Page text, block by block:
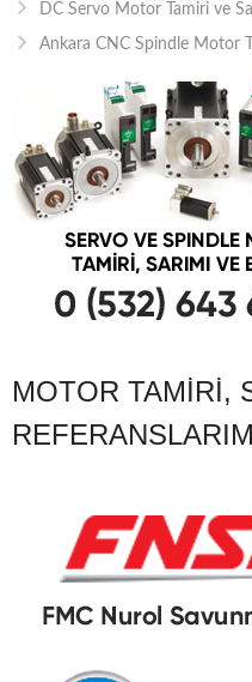
DC Servo Motor Tamiri ve
Ankara CNC Spindle Motor
MOTOR TAMIRI,